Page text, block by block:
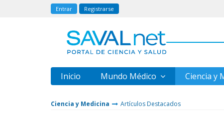
Entrar Registrarse
Inicio Mundo Médico Ciencia y
Ciencia y Medicina
Artículos Destacados